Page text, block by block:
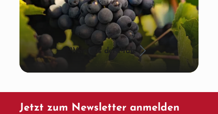
Wein aus der Pfalz
Jetzt zum Newsletter anmelden